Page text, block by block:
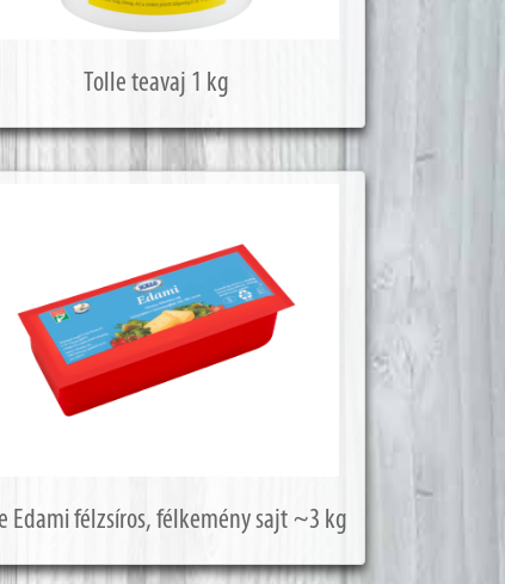
Tolle teavaj 1 kg
Edami félzsíros, félkemény sajt ~3 kg